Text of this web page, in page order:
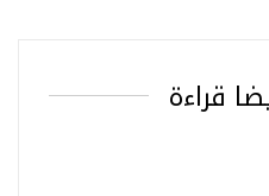
قراءة